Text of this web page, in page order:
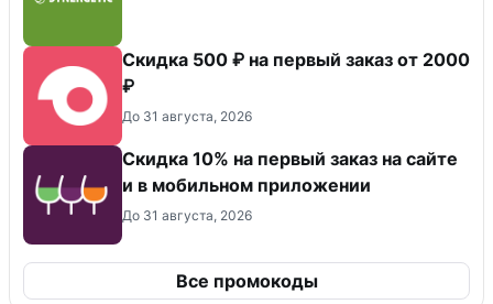
Скидка 500 ₽ на первый заказ от 2000
₽
До 31 августа, 2026
Скидка 10% на первый заказ на сайте
и в мобильном приложении
До 31 августа, 2026
Все промокоды